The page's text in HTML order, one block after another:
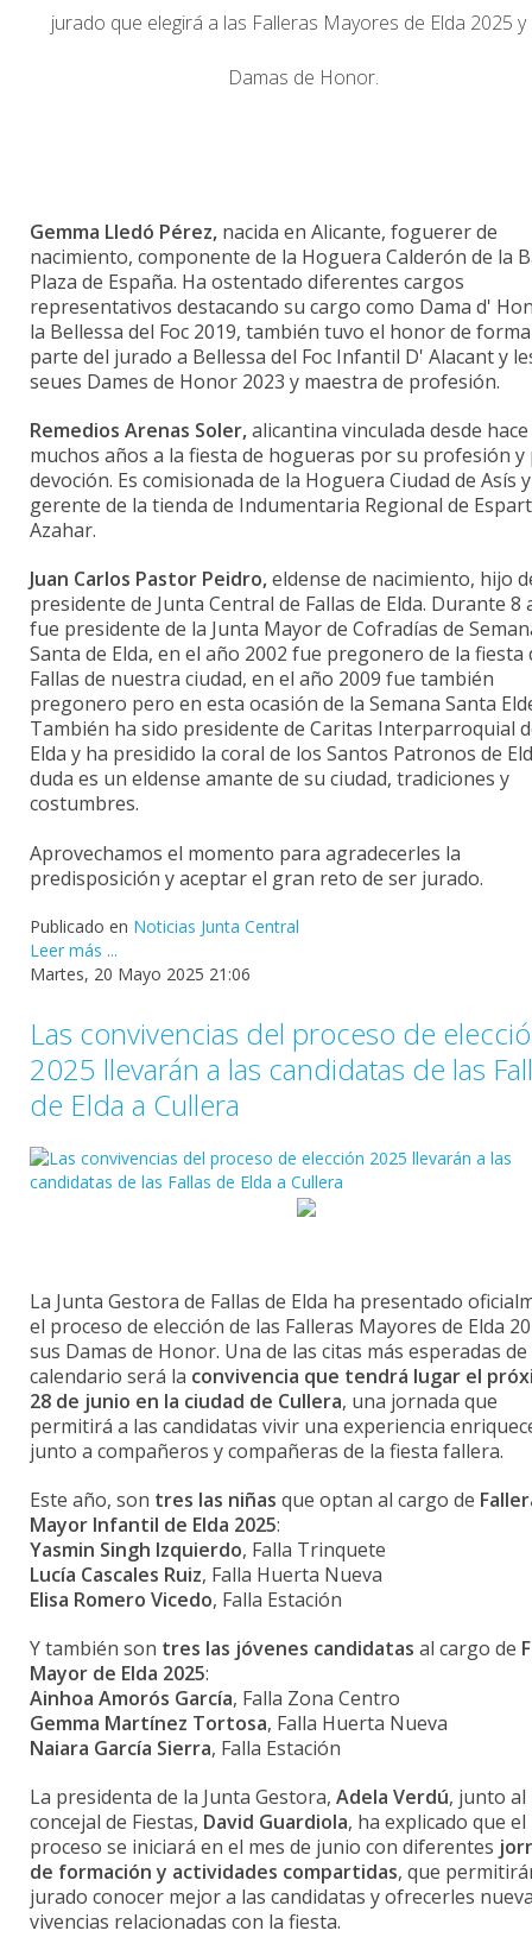
jurado que elegirá a las Falleras Mayores de Elda 2025 y
Damas de Honor.
Gemma Lledó Pérez, nacida en Alicante, foguerer de
nacimiento, componente de la Hoguera Calderón de la
Plaza de España. Ha ostentado diferentes cargos
representativos destacando su cargo como Dama d'
la Bellessa del Foc 2019, también tuvo el honor de
parte del jurado a Bellessa del Foc Infantil D' Alacant y
seues Dames de Honor 2023 y maestra de profesión.
Remedios Arenas Soler,alicantina vinculada desde hace
muchos años a la fiesta de hogueras por su profesión y
devoción. Es comisionada de la Hoguera Ciudad de Asís y
gerente de la tienda de Indumentaria Regional de
Azahar.
Juan Carlos Pastor Peidro,eldense de nacimiento, hijo
presidente de Junta Central de Fallas de Elda. Durante 8
fue presidente de la Junta Mayor de Cofradías de
Santa de Elda, en el año 2002 fue pregonero de la fiesta
Fallas de nuestra ciudad, en el año 2009 fue también
pregonero pero en esta ocasión de la Semana Santa
También ha sido presidente de Caritas Interparroquial
Elda y ha presidido la coral de los Santos Patronos de
duda es un eldense amante de su ciudad, tradiciones y
costumbres.
Aprovechamos el momento para agradecerles la
predisposición y aceptar el gran reto de ser jurado.
Publicado en Noticias Junta Central
Leer más ...
Martes, 20 Mayo 2025 21:06
Las convivencias del proceso de
2025 llevarán a las candidatas de las
de Elda a Cullera
La Junta Gestora de Fallas de Elda ha presentado
el proceso de elección de las Falleras Mayores de Elda
sus Damas de Honor. Una de las citas más esperadas de
calendario será la convivencia que tendrá lugar el
28 de junio en la ciudad de Cullera, una jornada que
permitirá a las candidatas vivir una experiencia
junto a compañeros ycompañeras de la fiesta fallera.
Este año, son tres las niñas que optan al cargo de
Mayor Infantil de Elda 2025:
Yasmin Singh Izquierdo, Falla Trinquete
Lucía Cascales Ruiz, Falla Huerta Nueva
Elisa Romero Vicedo, Falla Estación
Ytambién son tres las jóvenes candidatas al cargo de
Mayor de Elda 2025:
Ainhoa Amorós García, Falla Zona Centro
Gemma Martínez Tortosa, Falla Huerta Nueva
Naiara García Sierra, Falla Estación
La presidenta de la Junta Gestora, Adela Verdú, junto al
concejal de Fiestas, David Guardiola, ha explicado que el
proceso se iniciará en el mes de junio con diferentes
de formacióny actividades compartidas, que
jurado conocer mejora las candidatas yofrecerles
vivencias relacionadas con la fiesta.